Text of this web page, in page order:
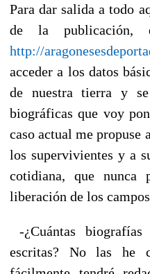
Para dar salida a todo
de la
http://
acceder a los datos
de nuestra tierra y
biográficas que voy
caso actual me propuse
los supervivientes y a
cotidiana, que nunca
liberación de los
-¿Cuántas
escritas? No las he